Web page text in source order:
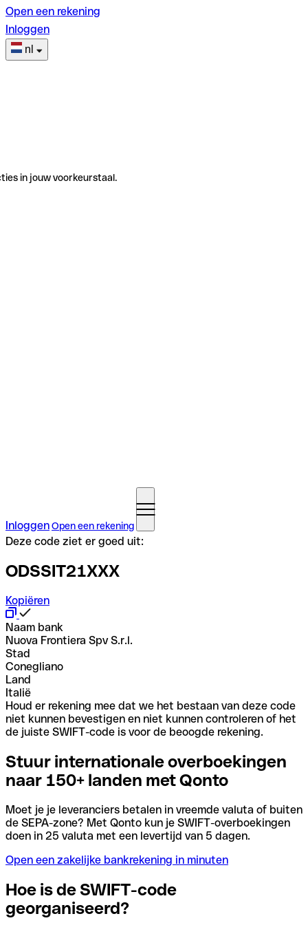
Open een rekening
Inloggen
nl
in jouw voorkeurstaal.
InloggenOpen een rekening
Deze code ziet er goed uit:
ODSSIT21XXX
Kopiëren
Naam bank
Nuova Frontiera Spv S.r.l.
Stad
Conegliano
Land
Italië
Houd er rekening mee dat we het bestaan van deze code
niet kunnen bevestigen en niet kunnen controleren of het
de juiste SWIFT-code is voor de beoogde rekening.
Stuur internationale overboekingen
naar 150+ landen met Qonto
Moet je je leveranciers betalen in vreemde valuta of buiten
de SEPA-zone? Met Qonto kun je SWIFT-overboekingen
doen in 25 valuta met een levertijd van 5 dagen.
Open een zakelijke bankrekening in minuten
Hoe is de SWIFT-code
georganiseerd?